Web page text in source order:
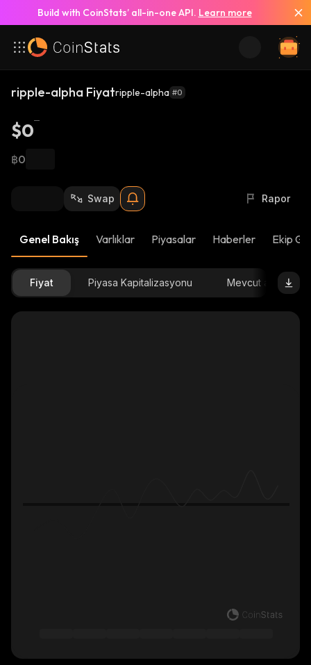
Build with CoinStats’ all-in-one API. Learn more
ripple-alpha Fiyatripple-alpha #0
$0
฿0
Swap Rapor
Genel Bakış Varlıklar Piyasalar Haberler Ekip
Fiyat Piyasa Kapitalizasyonu Mevcut arz